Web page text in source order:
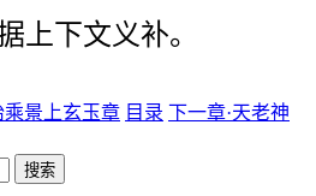
上下文义补。
乘景上玄玉章 目录 下一章·天老神
搜索